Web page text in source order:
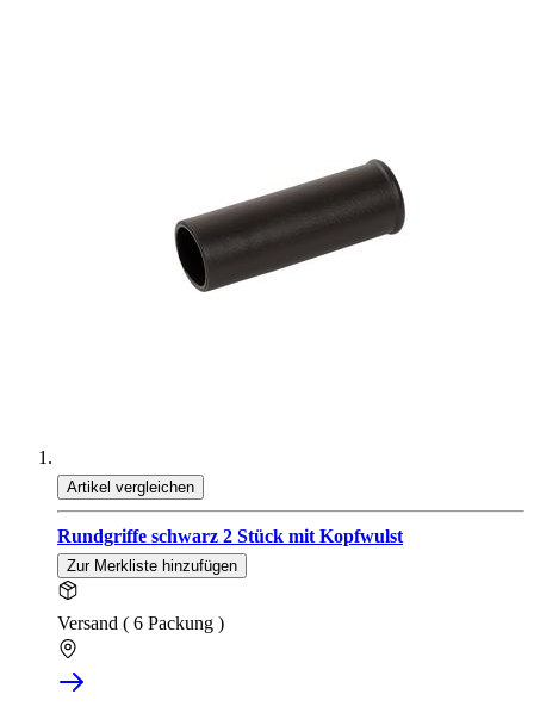
Artikel vergleichen
Rundgriffe schwarz 2 Stück mit Kopfwulst
Zur Merkliste hinzufügen
Versand ( 6 Packung )